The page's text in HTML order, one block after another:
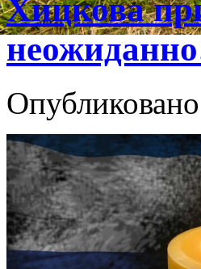
Хицкова
Опубликовано